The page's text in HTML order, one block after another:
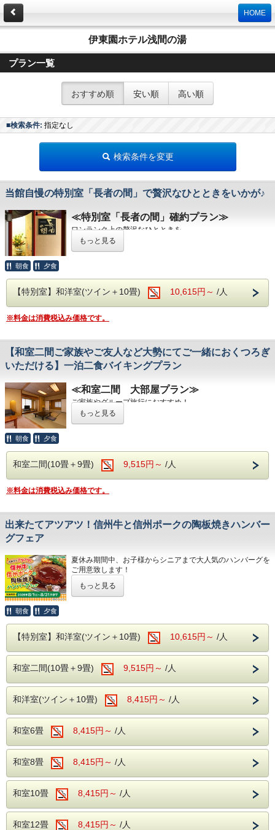
HOME
伊東園ホテル浅間の湯
プラン一覧
おすすめ順 安い順 高い順
■検索条件: 指定なし
検索条件を変更
当館自慢の特別室「長者の間」で贅沢なひとときをいかが♪
≪特別室「長者の間」確約プラン≫
ワンランク上の贅沢なひとときを。
当館自慢の特別室
屋指定プランです。
ります。
当館に 1室のみ の特別なお部屋で、記念日やご夫婦でのご旅
行、ご家族での団らんなど、特別な時間をゆったりとお過ご
しください。
せっかくのご旅行だからこそ、いつもより少し贅沢な滞在を
バイキング＆アルコール飲み放題
ご夕食・ご朝食ともにバイキング形式でご用意しておりま
す。
コール・ソフトドリンクが飲み放題（90分制）となってお
ります。
※お食事時間は90分です。
※混雑状況により、2部制または3部制でのご案内となる場
浅間温泉
開湯約1,000年の歴史を誇る浅間温泉は、かつて正岡子規や
与謝野晶子など、多くの文人墨客にも愛された名湯です。
やさしい天然温泉をご堪能ください。湯冷めしにくく、体の
芯まで温まる泉質が魅力です。
源泉
：浅間混合泉（山田源泉・2号・4号源泉・大下源泉の
効能：神経痛・筋肉痛・関節痛・疲労回復など
館内無料施設
地下1階には カラオケルーム
お申し付けください。
無料駐車場
契約駐車場をご用意しております。
ご到着の際はフロントへお立ち寄りください。番号札をお渡
しし、駐車場をご案内いたします。
無料送迎バス（要予約）
松本駅とホテル間の無料送迎バスを運行しております。
【ホテル発】10:00
【松本駅発】15:00／16:15
※ご利用をご希望のお客様は、前日までにお電話にてご予約
ください。
周辺観光
国宝 松本城までホテルからお車で約15分。
そのほか、白馬・黒部ダム・上高地・美ヶ原など、長野県内
の人気観光地へのアクセス拠点としても便利な立地です。
チェックアウト時間
もっと見る
朝食 夕食
【特別室】和洋室(ツイン＋10畳) 10,615円～ /人
※料金は消費税込み価格です。
【和室二間ご家族やご友人など大勢にてご一緒におくつろぎ
いただける】一泊二食バイキングプラン
≪和室二間 大部屋プラン≫
ご家族やグループ旅行におすすめ！
広々とした 和室二間
ごしいただけるプランです。
い。
お食事は夕食・朝食ともにバイキングをご用意しておりま
す。
夕食時は、アルコール・ソフトドリンク飲み放題（90分
制）付きです。
軽にご相談ください。
す。
夕食時は、和洋中のバラエティ豊かなメニューに加え、アル
コール・ソフトドリンクが飲み放題（90分制）となってお
ります。
※お食事開始時間は、前日または当日にフロントまでご確認
ください。
浅間温泉
開湯約1,000年の歴史を誇る浅間温泉は、かつて正岡子規や
与謝野晶子など、多くの文人墨客にも愛された名湯です。
北アルプスと松本平を望む落ち着いた温泉地で、肌あたりの
やさしい天然温泉をご堪能ください。湯冷めしにくく、体の
芯まで温まる泉質が魅力です。
混合泉）
意しております。
ご利用をご希望のお客様は、チェックイン時にフロントまで
もっと見る
朝食 夕食
和室二間(10畳＋9畳) 9,515円～ /人
※料金は消費税込み価格です。
出来たてアツアツ！信州牛と信州ポークの陶板焼きハンバー
グフェア
夏休み期間中、お子様からシニアまで大人気のハンバーグを
ご用意致します！
き上げました。
お席でも出来立てアツアツをお召し上がりいただくために陶
食べ放題、飲み放題でお食事をお楽しみください！
開催日程
令和８年８月１日（土）～８月３１日（月）
※除外日はございません。
〇お料理もバラエティ豊富なメニューを取り揃えてお待ちし
ております。
混雑状況により2部制または3部制へ変更になる可能性が
あります。
ださい。）
〇浅間の温泉
開湯から約1000年の歴史のある浅間温泉には、かつては正
もっと見る
朝食 夕食
【特別室】和洋室(ツイン＋10畳) 10,615円～ /人
和室二間(10畳＋9畳) 9,515円～ /人
和洋室(ツイン＋10畳) 8,415円～ /人
和室6畳 8,415円～ /人
和室8畳 8,415円～ /人
和室10畳 8,415円～ /人
和室12畳 8,415円～ /人